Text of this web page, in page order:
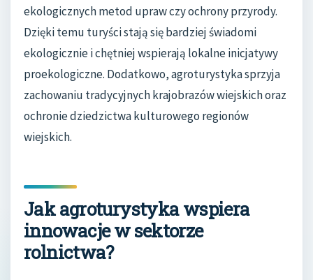
ekologicznych metod upraw czy ochrony przyrody.
Dzięki temu turyści stają się bardziej świadomi
ekologicznie i chętniej wspierają lokalne inicjatywy
proekologiczne. Dodatkowo, agroturystyka sprzyja
zachowaniu tradycyjnych krajobrazów wiejskich oraz
ochronie dziedzictwa kulturowego regionów
wiejskich.
Jak agroturystyka wspiera
innowacje w sektorze
rolnictwa?